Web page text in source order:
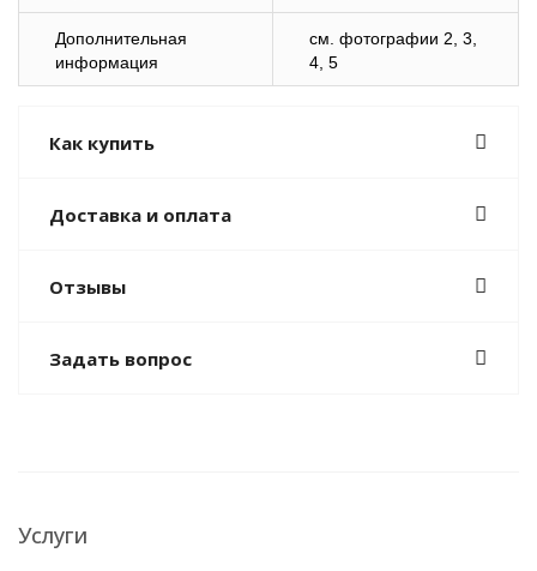
Дополнительная
информация
cм. фотографии 2, 3,
4, 5
Как купить
Доставка и оплата
Отзывы
Задать вопрос
Услуги